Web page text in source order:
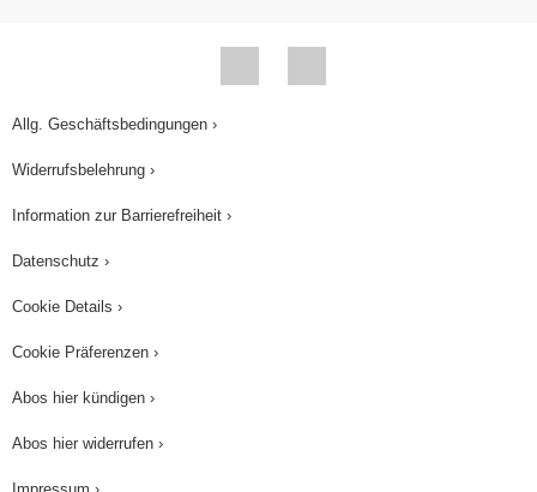
Allg. Geschäftsbedingungen ›
Widerrufsbelehrung ›
Information zur Barrierefreiheit ›
Datenschutz ›
Cookie Details ›
Cookie Präferenzen ›
Abos hier kündigen ›
Abos hier widerrufen ›